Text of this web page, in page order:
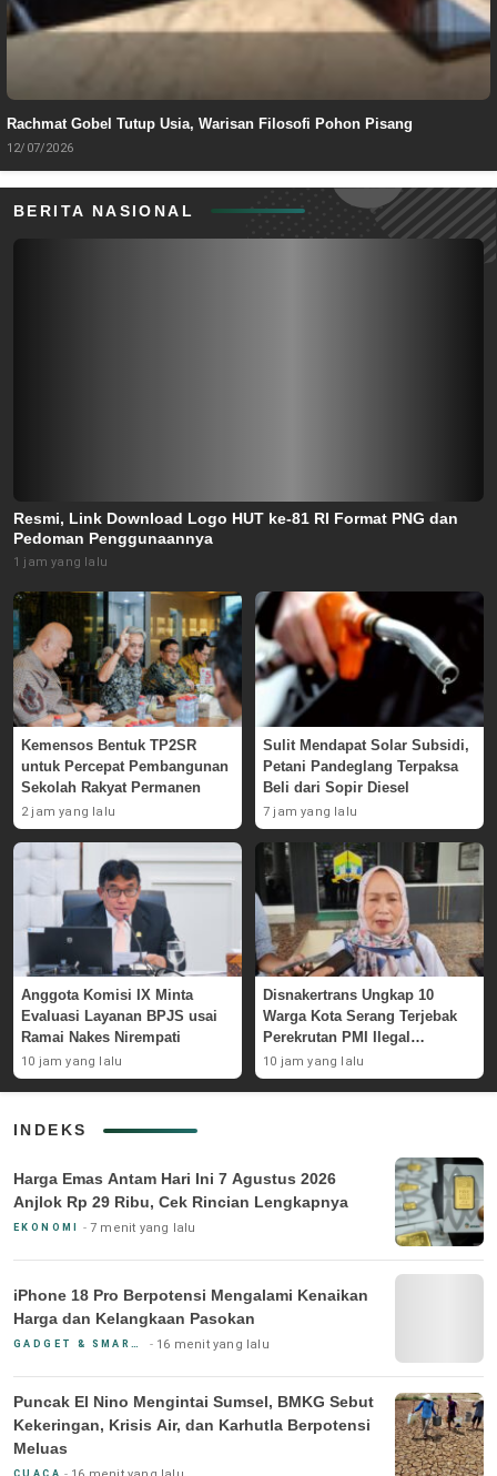
Rachmat Gobel Tutup Usia, Warisan Filosofi Pohon Pisang
12/07/2026
BERITA NASIONAL
Resmi, Link Download Logo HUT ke-81 RI Format PNG dan
Pedoman Penggunaannya
1 jam yang lalu
Kemensos Bentuk TP2SR
untuk Percepat Pembangunan
Sekolah Rakyat Permanen
2 jam yang lalu
Sulit Mendapat Solar Subsidi,
Petani Pandeglang Terpaksa
Beli dari Sopir Diesel
7 jam yang lalu
Anggota Komisi IX Minta
Evaluasi Layanan BPJS usai
Ramai Nakes Nirempati
10 jam yang lalu
Disnakertrans Ungkap 10
Warga Kota Serang Terjebak
Perekrutan PMI Ilegal
Sepanjang 2026
10 jam yang lalu
INDEKS
Harga Emas Antam Hari Ini 7 Agustus 2026
Anjlok Rp 29 Ribu, Cek Rincian Lengkapnya
EKONOMI 7 menit yang lalu
iPhone 18 Pro Berpotensi Mengalami Kenaikan
Harga dan Kelangkaan Pasokan
16 menit yang lalu
Puncak El Nino Mengintai Sumsel, BMKG Sebut
Kekeringan, Krisis Air, dan Karhutla Berpotensi
Meluas